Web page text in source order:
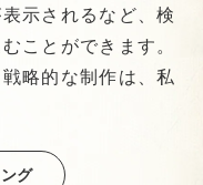
示されるなど、検
ことができます。
略的な制作は、私
グ